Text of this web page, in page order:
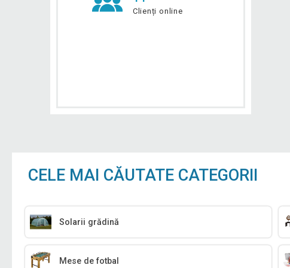
Clienți online
CELE MAI CĂUTATE CATEGORII
Solarii grădină
Mese de fotbal